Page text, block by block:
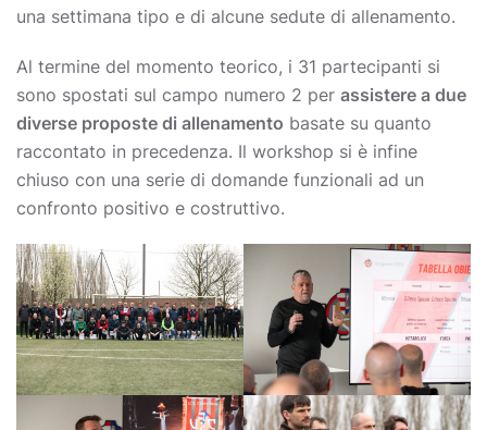
una settimana tipo e di alcune sedute di allenamento.
Al termine del momento teorico, i 31 partecipanti si
sono spostati sul campo numero 2 per assistere a due
diverse proposte di allenamento basate su quanto
raccontato in precedenza. Il workshop si è infine
chiuso con una serie di domande funzionali ad un
confronto positivo e costruttivo.